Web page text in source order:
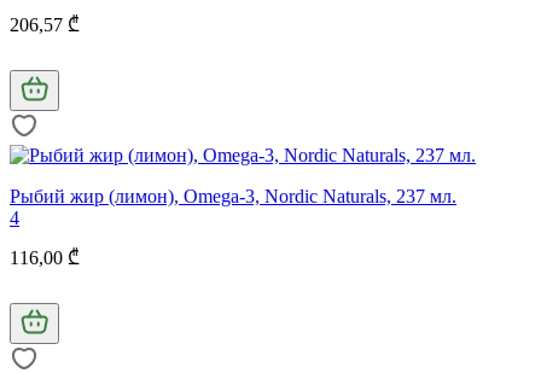
206,57 ₾
Рыбий жир (лимон), Omega-3, Nordic Naturals, 237 мл.
4
116,00 ₾